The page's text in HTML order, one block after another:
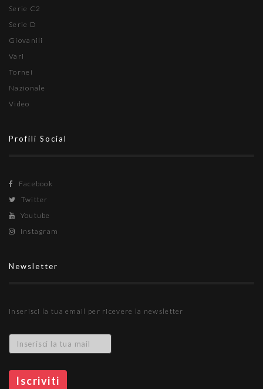
Serie C2
Serie D
Giovanili
Vari
Tornei
Nazionale
Video
Profili Social
Facebook
Twitter
Youtube
Instagram
Newsletter
Inserisci la tua email per ricevere la newsletter